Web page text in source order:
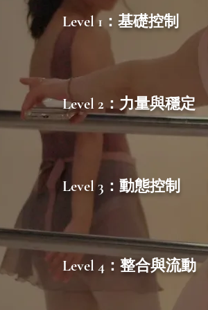
​Level 1：基礎控制
​Level 2：力量與穩定
​Level 3：動態控制
​Level 4：整合與流動